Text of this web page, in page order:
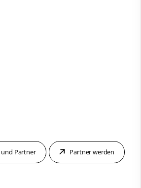
und Partner Partner werden